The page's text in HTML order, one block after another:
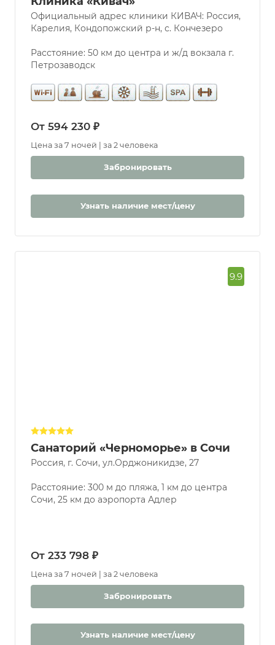
Официальный адрес клиники КИВАЧ: Россия,
Карелия, Кондопожский р-н, с. Кончезеро
Расстояние: 50 км до центра и ж/д вокзала г.
Петрозаводск
От 594 230 ₽
Цена за 7 ночей | за 2 человека
Забронировать
Узнать наличие мест/цену
9.9
Санаторий «Черноморье» в Сочи
Россия, г. Сочи, ул.Орджоникидзе, 27
Расстояние: 300 м до пляжа, 1 км до центра
Сочи, 25 км до аэропорта Адлер
От 233 798 ₽
Цена за 7 ночей | за 2 человека
Забронировать
Узнать наличие мест/цену